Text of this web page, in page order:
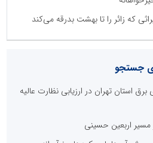
که زائر را تا بهشت بدرقه می‌کند
جستجو
استان تهران در ارزیابی نظارت عالیه
اربعین حسینی